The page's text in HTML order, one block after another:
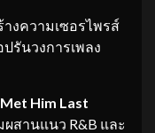
งความเซอรไพรส์
รันวงการเพลง
Met Him Last
สานแนว R&B และ